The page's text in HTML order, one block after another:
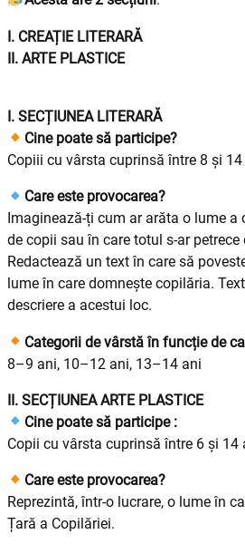
I. CREAȚIE LITERARĂ
II. ARTE PLASTICE
I. SECȚIUNEA LITERARĂ
Cine poate să participe?
Copiii cu vârsta cuprinsă între 8 și 14
Care este provocarea?
Imaginează-ți cum ar arăta o lume a
de copii sau în care totul s-ar
Redactează un text în care să
lume în care domnește copilăria.
descriere a acestui loc.
Categorii de vârstă în funcție de
8–9 ani, 10–12 ani, 13–14 ani
II. SECȚIUNEA ARTE PLASTICE
Cine poate să participe :
Copii cu vârsta cuprinsă între 6 și 14
Care este provocarea?
Reprezintă, într-o lucrare, o lume în
Țară a Copilăriei.